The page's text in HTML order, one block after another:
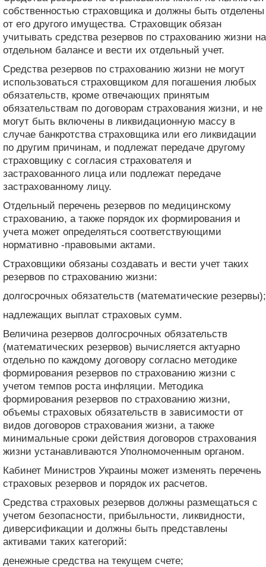
собственностью страховщика и должны быть отделены
от его другого имущества. Страховщик обязан
учитывать средства резервов по страхованию жизни на
отдельном балансе и вести их отдельный учет.
Средства резервов по страхованию жизни не могут
использоваться страховщиком для погашения любых
обязательств, кроме отвечающих принятым
обязательствам по договорам страхования жизни, и не
могут быть включены в ликвидационную массу в
случае банкротства страховщика или его ликвидации
по другим причинам, и подлежат передаче другому
страховщику с согласия страхователя и
застрахованного лица или подлежат передаче
застрахованному лицу.
Отдельный перечень резервов по медицинскому
страхованию, а также порядок их формирования и
учета может определяться соответствующими
нормативно -правовыми актами.
Страховщики обязаны создавать и вести учет таких
резервов по страхованию жизни:
долгосрочных обязательств (математические резервы);
надлежащих выплат страховых сумм.
Величина резервов долгосрочных обязательств
(математических резервов) вычисляется актуарно
отдельно по каждому договору согласно методике
формирования резервов по страхованию жизни с
учетом темпов роста инфляции. Методика
формирования резервов по страхованию жизни,
объемы страховых обязательств в зависимости от
видов договоров страхования жизни, а также
минимальные сроки действия договоров страхования
жизни устанавливаются Уполномоченным органом.
Кабинет Министров Украины может изменять перечень
страховых резервов и порядок их расчетов.
Средства страховых резервов должны размещаться с
учетом безопасности, прибыльности, ликвидности,
диверсификации и должны быть представлены
активами таких категорий:
денежные средства на текущем счете;